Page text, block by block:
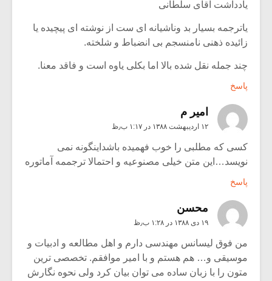
یادداشت آقای سلطانی
یاترجمه بسیار بد وناشیانه ای ست از نوشته ای پیچیده یا
زائیده ذهنی نامنسجم بی انضباط و شلخته.
چند جمله نقل شده بالا اما بکلی یاوه است و فاقد معنا.
پاسخ
امير م
۱۲ اردیبهشت ۱۳۸۸ در ۱:۱۷ ب٫ظ
کسی که مطلبی را خوب فهمیده باشداینگونه نمی
نویسد…این متن خیلی مصنوعیه و احتمالا ترجممه آماتوره
پاسخ
محسن
۱۹ دی ۱۳۸۸ در ۱:۲۸ ب٫ظ
من فوق لیسانس مهندسی دارم و اهل مطالعه و ادبیات و
موسیقی و… هم هستم و با امیر موافقم. تخصصی ترین
متون را با زبان ساده می توان بیان کرد ولی نحوه نگارش